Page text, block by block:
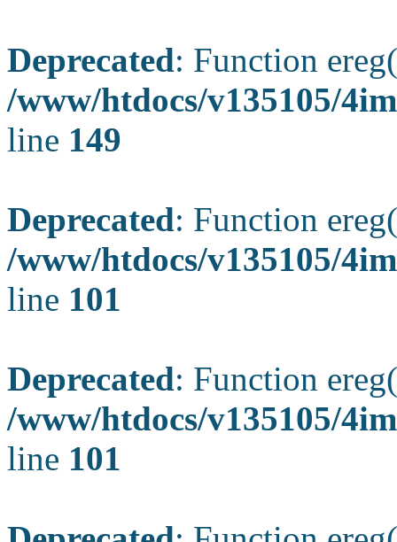
Deprecated: Function
/www/htdocs/v135105/
line 149
Deprecated: Function
/www/htdocs/v135105/
line 101
Deprecated: Function
/www/htdocs/v135105/
line 101